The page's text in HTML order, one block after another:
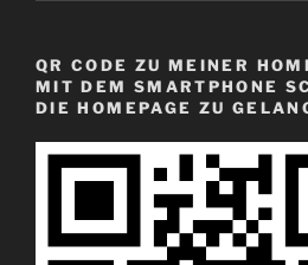
QR CODE ZU MEINER
MIT DEM SMARTPHONE
DIE HOMEPAGE ZU